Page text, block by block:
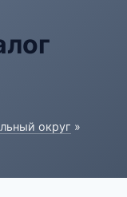
округ »